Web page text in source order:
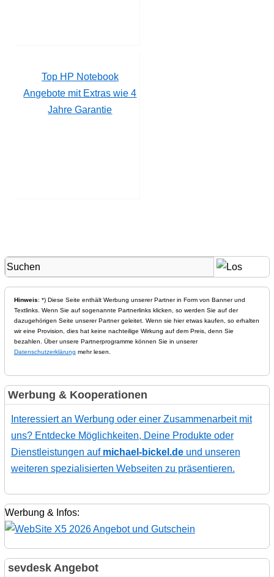
Top HP Notebook
Angebote mit Extras wie 4
Jahre Garantie
Hinweis: *) Diese Seite enthält Werbung unserer Partner in Form von Banner und
Textlinks. Wenn Sie auf sogenannte Partnerlinks klicken, so werden Sie auf der
dazugehörigen Seite unserer Partner geleitet. Wenn sie hier etwas kaufen, so erhalten
wir eine Provision, dies hat keine nachteilige Wirkung auf dem Preis, denn Sie
bezahlen. Über unsere Partnerprogramme können Sie in unserer
Datenschutzerklärung mehr lesen.
Werbung & Kooperationen
Interessiert an Werbung oder einer Zusammenarbeit mit
uns? Entdecke Möglichkeiten, Deine Produkte oder
Dienstleistungen auf michael-bickel.deund unseren
weiteren spezialisierten Webseiten zu präsentieren.
Werbung & Infos:
sevdesk Angebot